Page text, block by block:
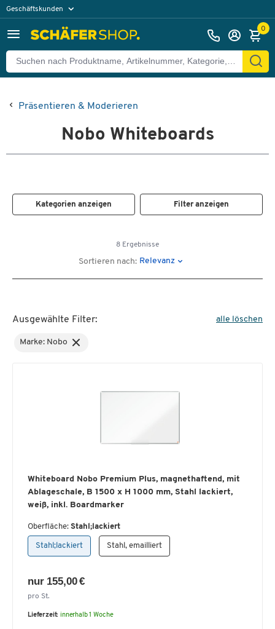
Geschäftskunden
0
Präsentieren & Moderieren
Nobo Whiteboards
Kategorien anzeigen Filter anzeigen
8 Ergebnisse
Sortieren nach: Relevanz
Ausgewählte Filter: alle löschen
Marke: Nobo
Whiteboard Nobo Premium Plus, magnethaftend, mit
Ablageschale, B 1500 x H 1000 mm, Stahl lackiert,
weiß, inkl. Boardmarker
Oberfläche: Stahl;lackiert
Stahl;lackiert Stahl, emailliert
nur 155,00 €
pro St.
Lieferzeit: innerhalb 1 Woche